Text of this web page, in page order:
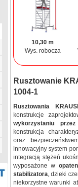
10,30 m
Wys. robocza
Rusztowanie
1004-1
Rusztowania
konstrukcje
wykorzystaniu
konstrukcja
oraz
innowacyjny system
integracją stężeń
wyposażone w
stabilizatora, dzieki
niekorzystne warunki